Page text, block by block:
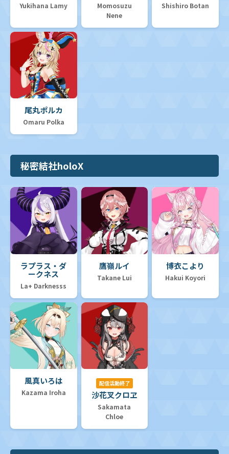
Yukihana Lamy
Momosuzu
Nene
Shishiro Botan
尾丸ポルカ
Omaru Polka
秘密結社holoX
ラプラス・ダ
ークネス
La+ Darknesss
鷹嶺ルイ
Takane Lui
博衣こより
Hakui Koyori
風真いろは
Kazama Iroha
配信活動終了
沙花叉クロヱ
Sakamata
Chloe